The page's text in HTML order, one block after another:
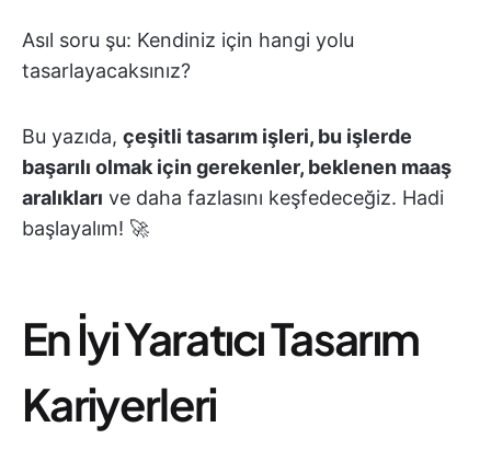
Asıl soru şu: Kendiniz için hangi yolu
tasarlayacaksınız?
Bu yazıda, çeşitli tasarım işleri, bu işlerde
başarılı olmak için gerekenler, beklenen maaş
aralıkları ve daha fazlasını keşfedeceğiz. Hadi
başlayalım! 🚀
En İyi Yaratıcı Tasarım
Kariyerleri